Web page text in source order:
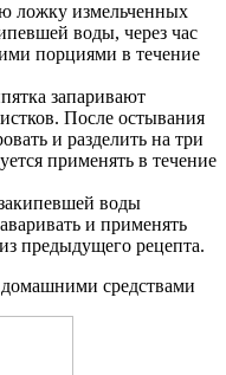
ложку измельченных
воды, через час
порциями в течение
запаривают
После остывания
и разделить на три
применять в течение
воды
и применять
предыдущего рецепта.